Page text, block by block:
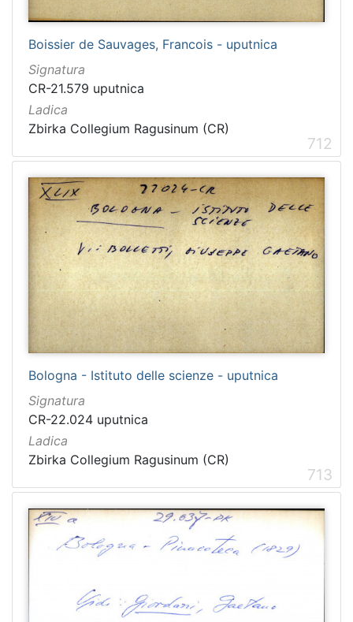
Boissier de Sauvages, Francois - uputnica
Signatura
CR-21.579 uputnica
Ladica
Zbirka Collegium Ragusinum (CR)
712
Bologna - Istituto delle scienze - uputnica
Signatura
CR-22.024 uputnica
Ladica
Zbirka Collegium Ragusinum (CR)
713